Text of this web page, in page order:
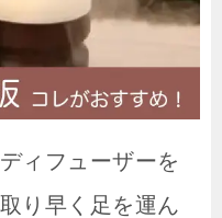
ィフューザーを
り早く足を運ん